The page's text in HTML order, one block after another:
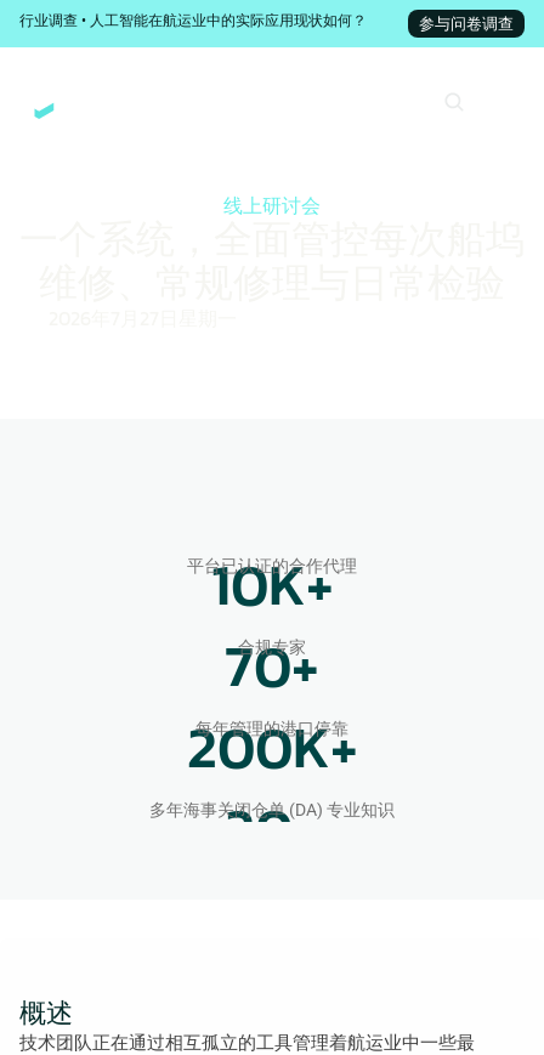
行业调查 • 人工智能在航运业中的实际应用现状如何？ 参与问卷调查
线上研讨会
10K+
平台已认证的合作代理
70+
合规专家
200K+
每年管理的港口停靠
20+
多年海事关闭仓单 (DA) 专业知识
概述
技术团队正在通过相互孤立的工具管理着航运业中一些最